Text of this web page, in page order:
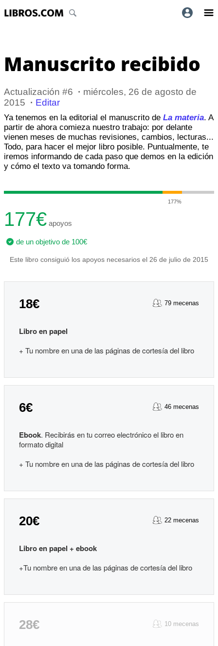
Manuscrito recibido
Actualización #6 · miércoles, 26 de agosto de
2015 · Editar
Ya tenemos en la editorial el manuscrito de La materia. A
partir de ahora comieza nuestro trabajo: por delante
vienen meses de muchas revisiones, cambios, lecturas...
Todo, para hacer el mejor libro posible. Puntualmente, te
iremos informando de cada paso que demos en la edición
y cómo el texto va tomando forma.
177%
177€ apoyos
de un objetivo de 100€
Este libro consiguió los apoyos necesarios el 26 de julio de 2015
18€ 79 mecenas
Libro en papel
+ Tu nombre en una de las páginas de cortesía del libro
6€ 46 mecenas
Ebook. Recibirás en tu correo electrónico el libro en
formato digital
+ Tu nombre en una de las páginas de cortesía del libro
20€ 22 mecenas
Libro en papel + ebook
+Tu nombre en una de las páginas de cortesía del libro
28€ 10 mecenas